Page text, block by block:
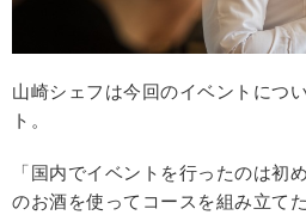
山崎シェフは今回のイベントにつ
ト。
「国内でイベントを行ったのは初
のお酒を使ってコースを組み立て